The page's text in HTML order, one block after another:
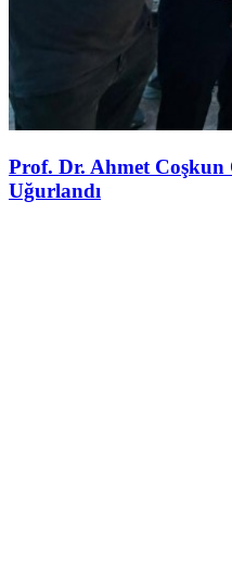
Prof. Dr. Ahmet Coşkun
Uğurlandı